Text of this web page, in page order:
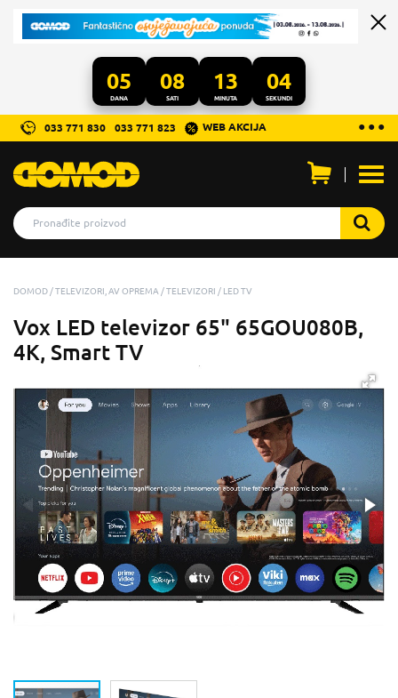
05
DANA
08
SATI
13
MINUTA
04
SEKUNDI
...
● ● ●
033 771 830 033 771 823 WEB AKCIJA
DOMOD TELEVIZORI, AV OPREMA TELEVIZORI LED TV
Vox LED televizor 65" 65GOU080B,
4K, Smart TV